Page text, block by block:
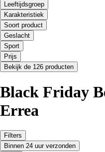
Leeftijdsgroep
Karakteristiek
Soort product
Geslacht
Sport
Prijs
Bekijk de 126 producten
Black Friday
Errea
Filters
Binnen 24 uur verzonden